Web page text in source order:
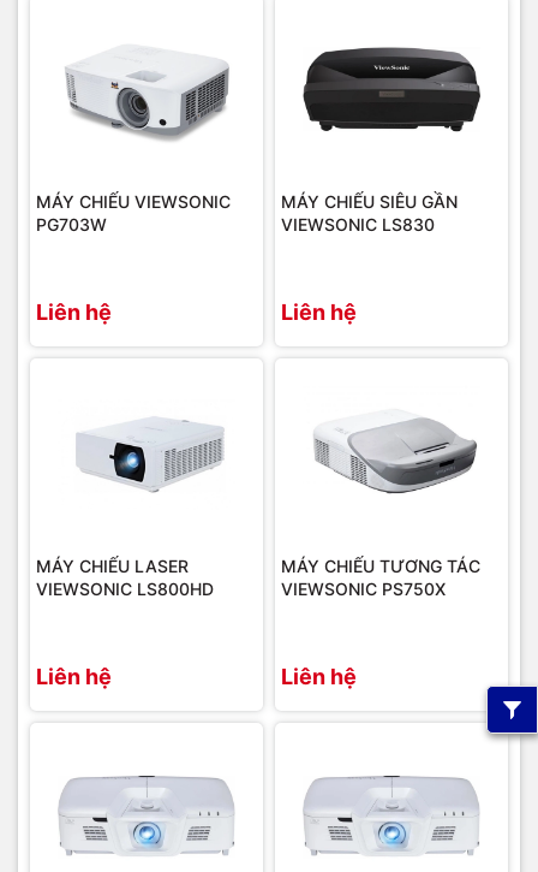
MÁY CHIẾU VIEWSONIC
PG703W
Liên hệ
MÁY CHIẾU SIÊU GẦN
VIEWSONIC LS830
Liên hệ
MÁY CHIẾU LASER
VIEWSONIC LS800HD
Liên hệ
MÁY CHIẾU TƯƠNG TÁC
VIEWSONIC PS750X
Liên hệ